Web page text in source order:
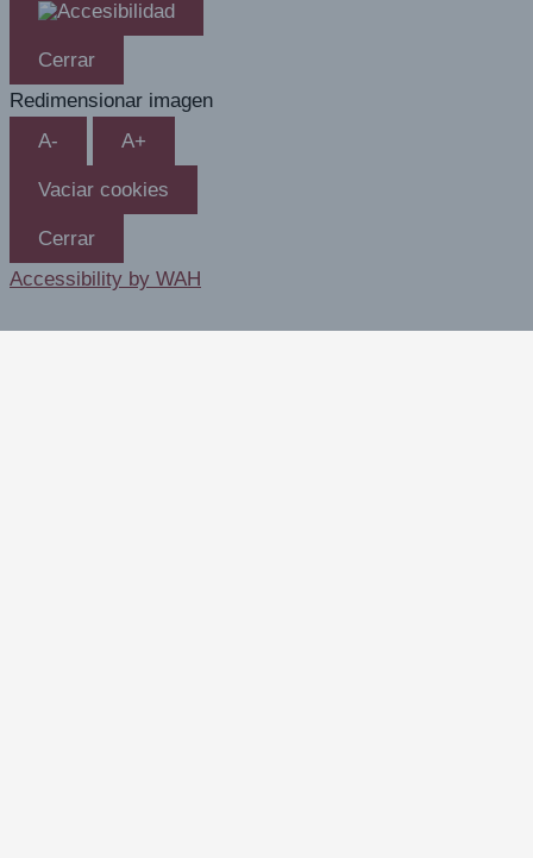
Cerrar
Redimensionar imagen
A-
A+
Vaciar cookies
Cerrar
Accessibility by WAH